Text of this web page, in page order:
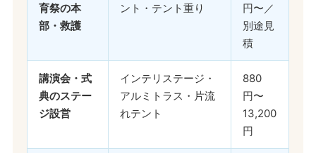
育祭の本
部・救護
ント・テント重り
円〜／
別途見
積
講演会・式
典のステー
ジ設営
インテリステージ・
アルミトラス・片流
れテント
880
円〜
13,200
円